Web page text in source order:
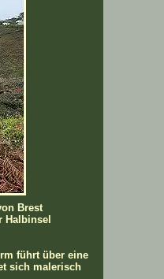
Brest
Halbinsel
führt über eine
sich malerisch